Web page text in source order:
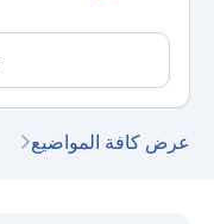
عرض كافة المواضيع